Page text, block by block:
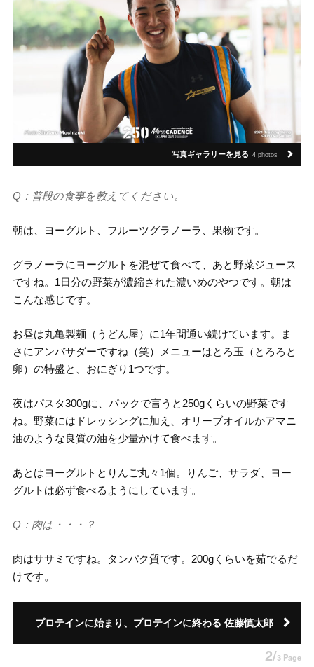
写真ギャラリーを見る 4 photos
Q：普段の食事を教えてください。
朝は、ヨーグルト、フルーツグラノーラ、果物です。
グラノーラにヨーグルトを混ぜて食べて、あと野菜ジュース
ですね。1日分の野菜が濃縮された濃いめのやつです。朝は
こんな感じです。
お昼は丸亀製麺（うどん屋）に1年間通い続けています。ま
さにアンバサダーですね（笑）メニューはとろ玉（とろろと
卵）の特盛と、おにぎり1つです。
夜はパスタ300gに、パックで言うと250gくらいの野菜です
ね。野菜にはドレッシングに加え、オリーブオイルかアマニ
油のような良質の油を少量かけて食べます。
あとはヨーグルトとりんご丸々1個。りんご、サラダ、ヨー
グルトは必ず食べるようにしています。
Q：肉は・・・？
肉はササミですね。タンパク質です。200gくらいを茹でるだ
けです。
プロテインに始まり、プロテインに終わる 佐藤慎太郎
2/3 Page